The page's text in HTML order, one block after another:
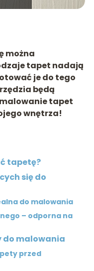
można
tapet nadają
je do tego
będą
tapet
wnętrza!
tapetę?
się do
do malowania
– odporna na
do malowania
przed